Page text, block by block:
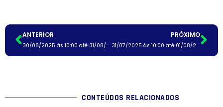
ANTERIOR
30/08/2025 às 10:00 até 31/08/2025 às 10:00
PRÓXIMO
31/07/2025 às 10:00 até 01/08/2025 às 10:00
CONTEÚDOS RELACIONADOS